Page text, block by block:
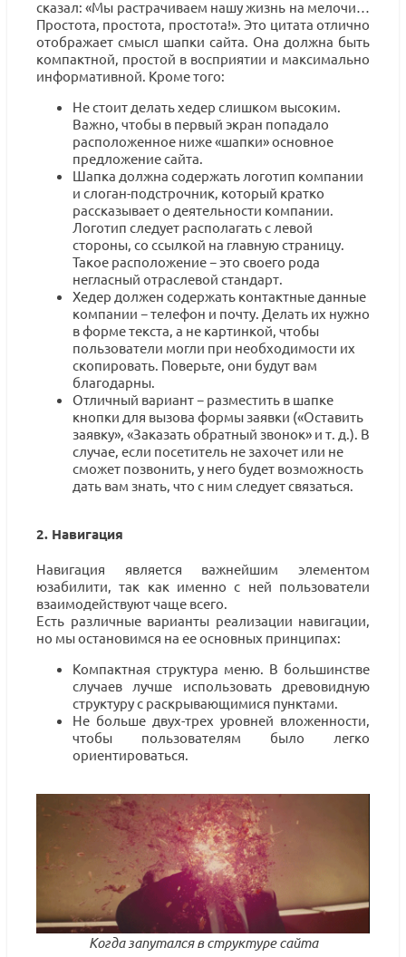
сказал: «Мы растрачиваем нашу жизнь на мелочи…
Простота, простота, простота!». Это цитата отлично
отображает смысл шапки сайта. Она должна быть
компактной, простой в восприятии и максимально
информативной. Кроме того:
Не стоит делать хедер слишком высоким.
Важно, чтобы в первый экран попадало
расположенное ниже «шапки» основное
предложение сайта.
Шапка должна содержать логотип компании
и слоган-подстрочник, который кратко
рассказывает о деятельности компании.
Логотип следует располагать с левой
стороны, со ссылкой на главную страницу.
Такое расположение − это своего рода
негласный отраслевой стандарт.
Хедер должен содержать контактные данные
компании − телефон и почту. Делать их нужно
в форме текста, а не картинкой, чтобы
пользователи могли при необходимости их
скопировать. Поверьте, они будут вам
благодарны.
Отличный вариант − разместить в шапке
кнопки для вызова формы заявки («Оставить
заявку», «Заказать обратный звонок» и т. д.). В
случае, если посетитель не захочет или не
сможет позвонить, у него будет возможность
дать вам знать, что с ним следует связаться.
2. Навигация
Навигация является важнейшим элементом
юзабилити, так как именно с ней пользователи
взаимодействуют чаще всего.
Есть различные варианты реализации навигации,
но мы остановимся на ее основных принципах:
Компактная структура меню. В большинстве
случаев лучше использовать древовидную
структуру с раскрывающимися пунктами.
Не больше двух-трех уровней вложенности,
чтобы пользователям было легко
ориентироваться.
Когда запутался в структуре сайта